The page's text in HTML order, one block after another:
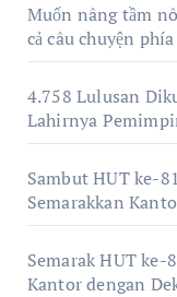
Muốn nâng tầm
cả câu chuyện
4.758 Lulusan
Lahirnya
Sambut HUT ke-
Semarakkan
Semarak HUT ke-
Kantor dengan